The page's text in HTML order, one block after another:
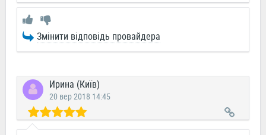
Змінити відповідь провайдера
Ирина (Київ)
20 вер 2018 14:45